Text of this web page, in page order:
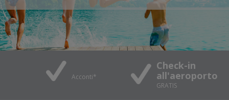
all'aeroporto
Posti